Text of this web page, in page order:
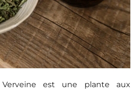
est une plante aux